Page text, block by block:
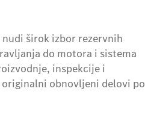
širok izbor rezervnih
do motora i sistema
inspekcije i
obnovljeni delovi po